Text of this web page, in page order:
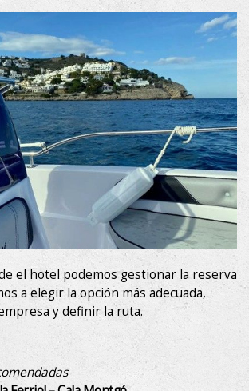
el hotel podemos gestionar la reserva
a elegir la opción más adecuada,
y definir la ruta.